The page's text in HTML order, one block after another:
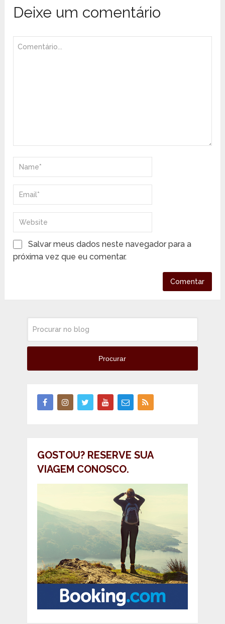
Deixe um comentário
Salvar meus dados neste navegador para a
próxima vez que eu comentar.
Procurar
GOSTOU? RESERVE SUA
VIAGEM CONOSCO.